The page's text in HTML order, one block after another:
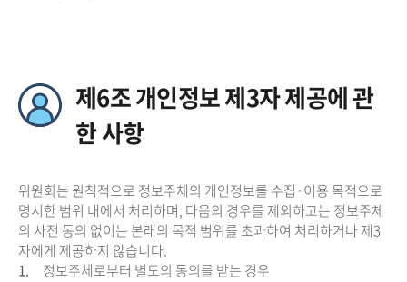
제6조 개인정보 제3자 제공에 관
한 사항
위원회는 원칙적으로 정보주체의 개인정보를 수집·이용 목적으로
명시한 범위 내에서 처리하며, 다음의 경우를 제외하고는 정보주체
의 사전 동의 없이는 본래의 목적 범위를 초과하여 처리하거나 제3
자에게 제공하지 않습니다.
1.
정보주체로부터 별도의 동의를 받는 경우